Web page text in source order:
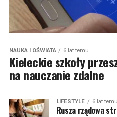
NAUKA I OŚWIATA 6 lat temu
Kieleckie szkoły
na nauczanie zdalne
LIFESTYLE 6 lat temu
Rusza rządowa